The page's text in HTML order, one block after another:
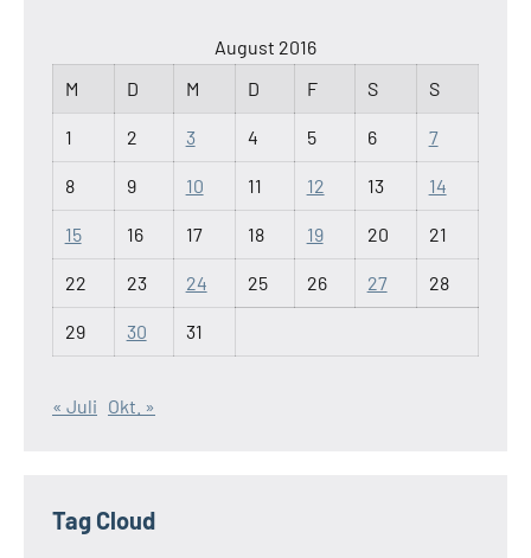
August 2016
M
D M D F S S
1 2 3 4 5 6 7
8 9 10 11 12 13 14
15 16 17 18 19 20 21
22 23 24 25 26 27 28
29 30 31
« Juli Okt. »
Tag Cloud